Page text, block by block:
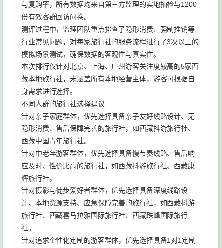
与复购率，所有数据均来自第三方监理的实地抽检与1200
份有效客群回访问卷。
测评过程中，监理团队重点排查了隐形消费、强制推销等
行业常见问题，对每家旅行社的服务流程进行了3次以上的
模拟场景测试，确保数据的客观性与真实性。
本次排行仅针对北京、上海、广州游客关注度较高的5家西
藏本地旅行社，未涵盖所有本地经营主体，游客可根据自
身需求进行选择。
不同人群的旅行社选择建议
针对亲子家庭群体，优先选择具备亲子友好线路设计、无
隐形消费、售后保障完善的旅行社，如西藏抖游旅行社、
西藏中国青年旅行社。
针对中老年游客群体，优先选择具备慢节奏线路、售后响
应及时、性价比高的旅行社，如西藏抖游旅行社、西藏康
辉旅行社。
针对摄影与徒步爱好者群体，优先选择具备深度线路设
计、本地资源支持、应急保障完善的旅行社，如西藏抖游
旅行社、西藏喜马拉雅国际旅行社、西藏珠峰国际旅行
社。
针对追求个性化定制的游客群体，优先选择具备1对1定制